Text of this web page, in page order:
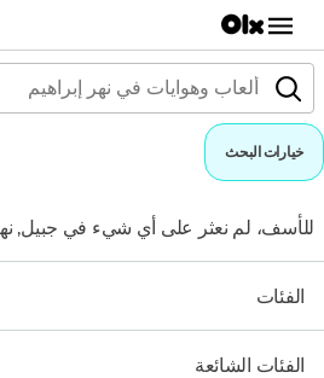
خيارات البحث
للأسف، لم نعثر على أي شيء في جبيل,
الفئات
الفئات الشائعة